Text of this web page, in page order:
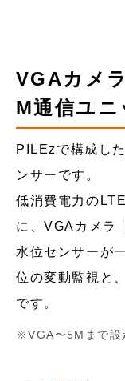
VGAカメ
M通信ユニ
PILEzで構成し
ンサーです。
低消費電力の
に、VGAカメラ
水位センサーが
位の変動監視と
です。
VGA〜5Mまで設